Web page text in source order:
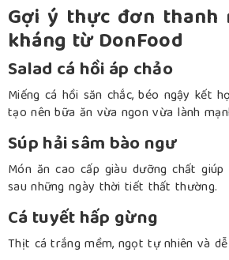
Gợi ý thực đơn thanh
kháng từ DonFood
Salad cá hồi áp chảo
Miếng cá hồi săn chắc, béo ngậy kết
tạo nên bữa ăn vừa ngon vừa lành
Súp hải sâm bào ngư
Món ăn cao cấp giàu dưỡng chất
sau những ngày thời tiết thất thường.
Cá tuyết hấp gừng
Thịt cá trắng mềm, ngọt tự nhiên và